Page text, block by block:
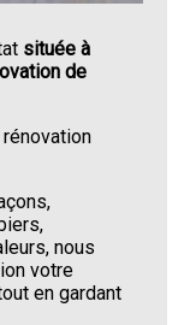
située à
de
nous
votre
en gardant